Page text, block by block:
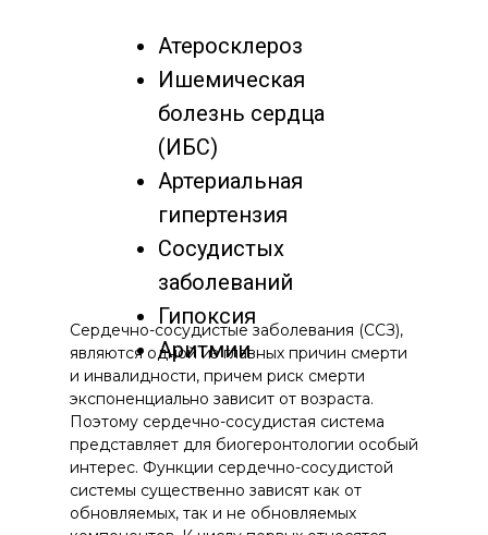
Сердечно-сосудистые заболевания (CCЗ),
являются одной из главных причин смерти
и инвалидности, причем риск смерти
экспоненциально зависит от возраста.
Поэтому сердечно-сосудистая система
представляет для биогеронтологии особый
интерес. Функции сердечно-сосудистой
системы существенно зависят как от
обновляемых, так и не обновляемых
Атеросклероз
Ишемическая
болезнь сердца
(ИБС)
Артериальная
гипертензия
Сосудистых
заболеваний
Гипоксия
Аритмии